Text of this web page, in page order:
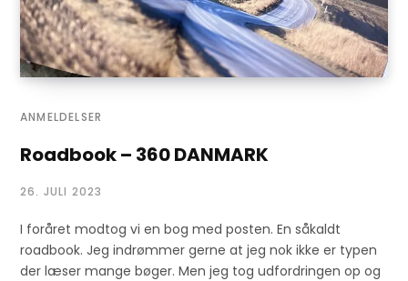
ANMELDELSER
Roadbook – 360 DANMARK
26. JULI 2023
I foråret modtog vi en bog med posten. En såkaldt
roadbook. Jeg indrømmer gerne at jeg nok ikke er typen
der læser mange bøger. Men jeg tog udfordringen op og